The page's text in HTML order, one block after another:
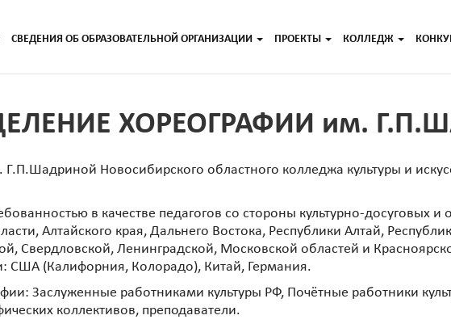
СВЕДЕНИЯ ОБ ОБРАЗОВАТЕЛЬНОЙ ОРГАНИЗАЦИИ ПРОЕКТЫ КОЛЛЕДЖ
ХОРЕОГРАФИИ им.
Новосибирского областного колледжа культуры и
в качестве педагогов со стороны культурно-досуговых
Алтайского края, Дальнего Востока, Республики Алтай,
Свердловской, Ленинградской, Московской областей и
США (Калифорния, Колорадо), Китай, Германия.
Заслуженные работниками культуры РФ, Почётные работники
коллективов, преподаватели.